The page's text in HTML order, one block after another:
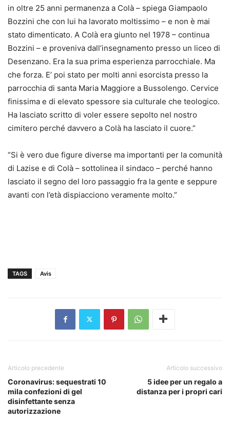
in oltre 25 anni permanenza a Colà – spiega Giampaolo
Bozzini che con lui ha lavorato moltissimo – e non è mai
stato dimenticato. A Colà era giunto nel 1978 – continua
Bozzini – e proveniva dall’insegnamento presso un liceo di
Desenzano. Era la sua prima esperienza parrocchiale. Ma
che forza. E’ poi stato per molti anni esorcista presso la
parrocchia di santa Maria Maggiore a Bussolengo. Cervice
finissima e di elevato spessore sia culturale che teologico.
Ha lasciato scritto di voler essere sepolto nel nostro
cimitero perché davvero a Colà ha lasciato il cuore.”
“Si è vero due figure diverse ma importanti per la comunità
di Lazise e di Colà – sottolinea il sindaco – perché hanno
lasciato il segno del loro passaggio fra la gente e seppure
avanti con l’età dispiacciono veramente molto.”
TAGS Avis
Articolo precedente
Coronavirus: sequestrati 10
mila confezioni di gel
disinfettante senza
autorizzazione
Articolo successivo
5 idee per un regalo a
distanza per i propri cari